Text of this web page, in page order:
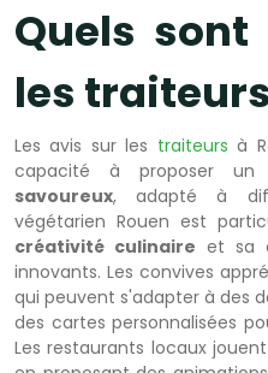
Quels
les
Les avis sur les traiteurs à
capacité à proposer un
savoureux, adapté à
végétarien Rouen est
créativité culinaire et sa
innovants. Les convives
qui peuvent s'adapter à des
des cartes personnalisées
Les restaurants locaux